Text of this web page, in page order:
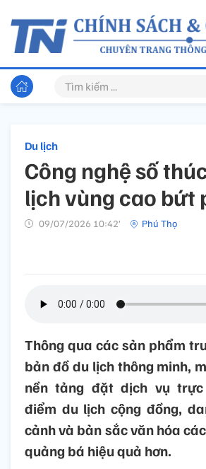
Du lịch
Công nghệ số
lịch vùng cao bứt
09/07/2026 10:42’ Phú Thọ
Thông qua các sản phẩm
bản đồ du lịch thông minh,
nền tảng đặt dịch vụ trực
điểm du lịch cộng đồng,
cảnh và bản sắc văn hóa
quảng bá hiệu quả hơn.